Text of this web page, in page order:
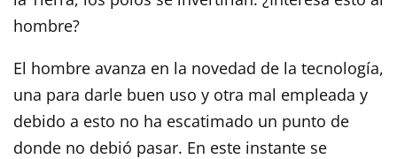
hombre?
El hombre avanza en la novedad de la tecnología,
una para darle buen uso y otra mal empleada y
debido a esto no ha escatimado un punto de
donde no debió pasar. En este instante se